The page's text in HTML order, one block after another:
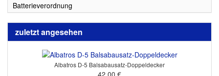
Batterieverordnung
zuletzt angesehen
Albatros D-5 Balsabausatz-Doppeldecker